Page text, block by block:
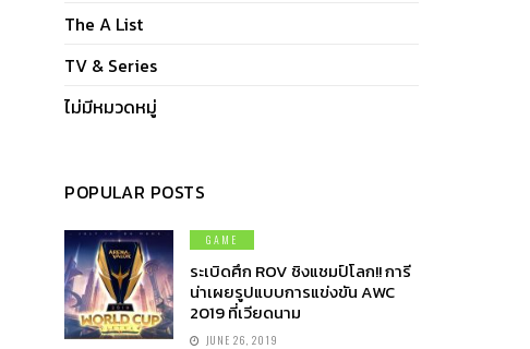
The A List
TV & Series
ไม่มีหมวดหมู่
POPULAR POSTS
GAME
ระเบิดศึก ROV ชิงแชมป์โลก!! การี
น่าเผยรูปแบบการแข่งขัน AWC
2019 ที่เวียดนาม
JUNE 26, 2019